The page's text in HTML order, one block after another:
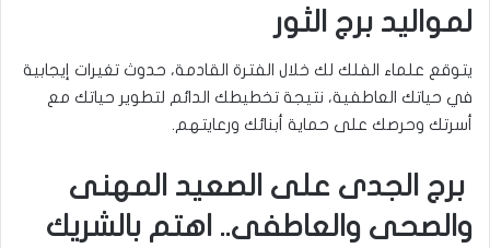
لمواليد برج الثور
يتوقع علماء الفلك لك خلال الفترة القادمة، حدوث تغيرات إيجابية
في حياتك العاطفية، نتيجة تخطيطك الدائم لتطوير حياتك مع
أسرتك وحرصك على حماية أبنائك ورعايتهم.
برج الجدى على الصعيد المهنى
والصحى والعاطفى.. اهتم بالشريك